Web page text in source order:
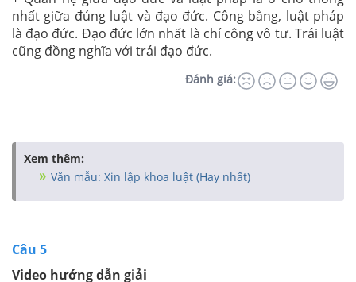
nhất giữa đúng luật và đạo đức. Công bằng, luật pháp
là đạo đức. Đạo đức lớn nhất là chí công vô tư. Trái luật
cũng đồng nghĩa với trái đạo đức.
Đánh giá:
Xem thêm:
Văn mẫu: Xin lập khoa luật (Hay nhất)
Câu 5
Video hướng dẫn giải